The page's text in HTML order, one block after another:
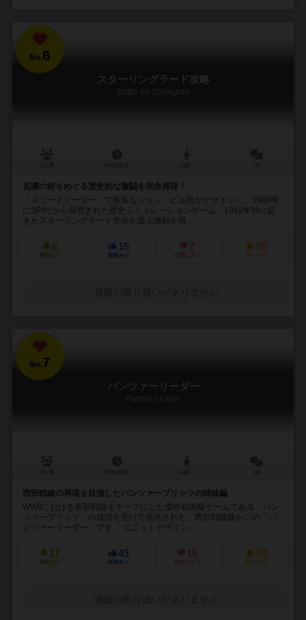
No.6
スターリングラード攻略
Battle for Stalingrad
瓦礫の街をめぐる歴史的な激闘を完全再現！
『スコードリーダー』で有名なジョン・ヒル氏がデザインし、1980年
にSPI社から発売された歴史シミュレーションゲーム。1942年秋に起
きたスターリングラード市街を巡る激戦を再...
6
興味あり
15
経験あり
7
お気に入り
28
持ってる
No.7
パンツァーリーダー
Panzer Leader
西部戦線の再現を目指したパンツァーブリッツの姉妹編
WWⅡにおける東部戦線をテーマにした傑作戦術級ゲームである『パン
ツァーブリッツ』の成功を受けて発売された、西部戦線版がこの『パ
ンツァーリーダー』です。 ユニットデザイン...
17
興味あり
43
経験あり
10
お気に入り
34
持ってる